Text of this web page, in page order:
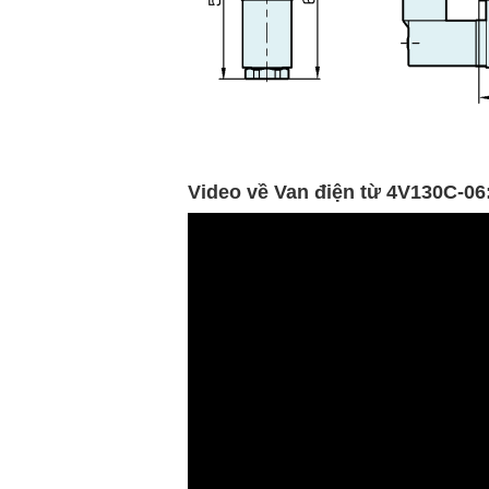
Video về Van điện từ 4V130C-